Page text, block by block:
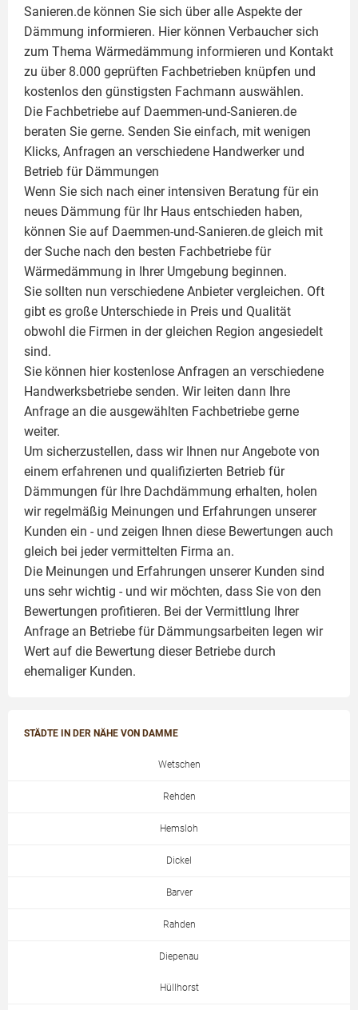
Sanieren.de können Sie sich über alle Aspekte der
Dämmung informieren. Hier können Verbaucher sich
zum Thema Wärmedämmung informieren und Kontakt
zu über 8.000 geprüften Fachbetrieben knüpfen und
kostenlos den günstigsten Fachmann auswählen.
Die Fachbetriebe auf Daemmen-und-Sanieren.de
beraten Sie gerne. Senden Sie einfach, mit wenigen
Klicks, Anfragen an verschiedene Handwerker und
Betrieb für Dämmungen
Wenn Sie sich nach einer intensiven Beratung für ein
neues Dämmung für Ihr Haus entschieden haben,
können Sie auf Daemmen-und-Sanieren.de gleich mit
der Suche nach den besten Fachbetriebe für
Wärmedämmung in Ihrer Umgebung beginnen.
Sie sollten nun verschiedene Anbieter vergleichen. Oft
gibt es große Unterschiede in Preis und Qualität
obwohl die Firmen in der gleichen Region angesiedelt
sind.
Sie können hier kostenlose Anfragen an verschiedene
Handwerksbetriebe senden. Wir leiten dann Ihre
Anfrage an die ausgewählten Fachbetriebe gerne
weiter.
Um sicherzustellen, dass wir Ihnen nur Angebote von
einem erfahrenen und qualifizierten Betrieb für
Dämmungen für Ihre Dachdämmung erhalten, holen
wir regelmäßig Meinungen und Erfahrungen unserer
Kunden ein - und zeigen Ihnen diese Bewertungen auch
gleich bei jeder vermittelten Firma an.
Die Meinungen und Erfahrungen unserer Kunden sind
uns sehr wichtig - und wir möchten, dass Sie von den
Bewertungen profitieren. Bei der Vermittlung Ihrer
Anfrage an Betriebe für Dämmungsarbeiten legen wir
Wert auf die Bewertung dieser Betriebe durch
ehemaliger Kunden.
STÄDTE IN DER NÄHE VON DAMME
Wetschen
Rehden
Hemsloh
Dickel
Barver
Rahden
Diepenau
Hüllhorst